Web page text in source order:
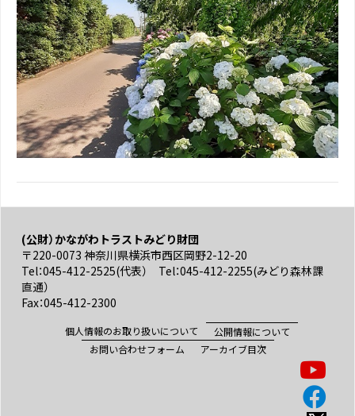
(公財）かながわトラストみどり財団
〒220-0073 神奈川県横浜市西区岡野2-12-20
Tel：045-412-2525(代表） Tel：045-412-2255(みどり森林課
直通）
Fax：045-412-2300
個人情報のお取り扱いについて
公開情報について
お問い合わせフォーム
アーカイブ目次